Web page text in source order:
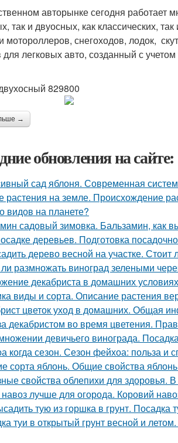
авторынке сегодня работает
так и двуосных, как классических,
мотороллеров, снегоходов, лодок,
легковых авто, созданный с
829800
→
обновления на сайте:
сад яблоня. Современная
растения на земле. Происхождение
видов на планете?
садовый зимовка. Бальзамин, как
деревьев. Подготовка
дерево весной на участке. Стоит
размножать виноград зелеными
декабриста в домашних
виды и сорта. Описание растения
цветок уход в домашних. Общая
декабристом во время цветения.
девичьего винограда.
когда сезон. Сезон фейхоа: польза и
сорта яблонь. Общие свойства
свойства облепихи для здоровья.
навоз лучше для огорода. Коровий
тую из горшка в грунт. Посадка
туи в открытый грунт весной и